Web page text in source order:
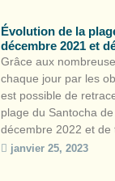
publique afin de
dont CoastSnap […]
Évolution de la
décembre 2021 et
Grâce aux
chaque jour par les
est possible de
plage du Santocha
décembre 2022 et
enseignements
janvier 25, 2023